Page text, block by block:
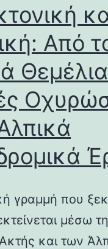
Από
Θεμέλια
γραμμή που
μέσω
και των